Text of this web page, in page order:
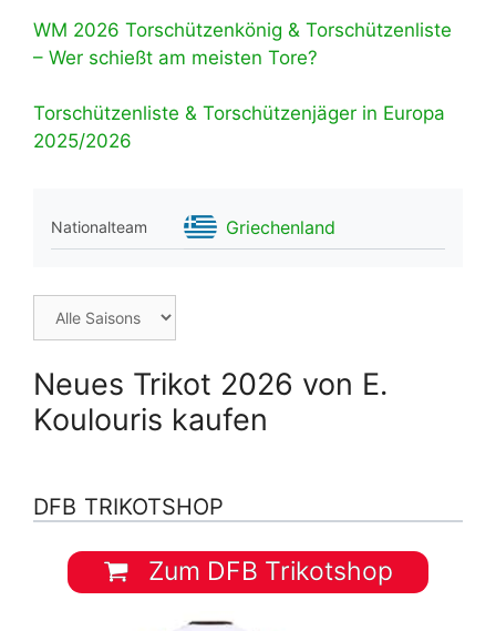
WM 2026 Torschützenkönig & Torschützenliste
– Wer schießt am meisten Tore?
Torschützenliste & Torschützenjäger in Europa
2025/2026
Nationalteam Griechenland
Neues Trikot 2026 von E.
Koulouris kaufen
DFB TRIKOTSHOP
Zum DFB Trikotshop